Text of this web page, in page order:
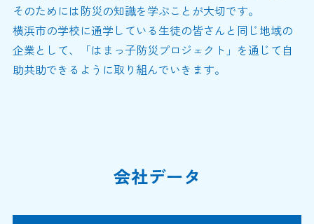
そのためには防災の知識を学ぶことが大切です。
横浜市の学校に通学している生徒の皆さんと同じ地域の
企業として、「はまっ子防災プロジェクト」を通じて自
助共助できるように取り組んでいきます。
会社データ